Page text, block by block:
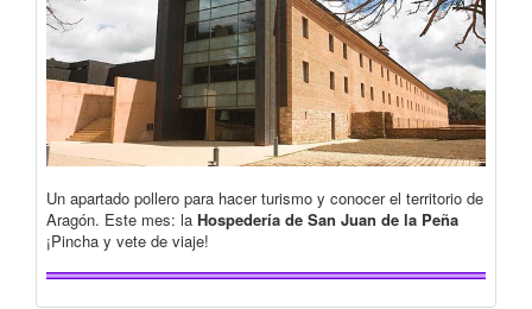
Un apartado pollero para hacer turismo y conocer el territorio de
Aragón. Este mes: la Hospedería de San Juan de la Peña
¡Pincha y vete de viaje!